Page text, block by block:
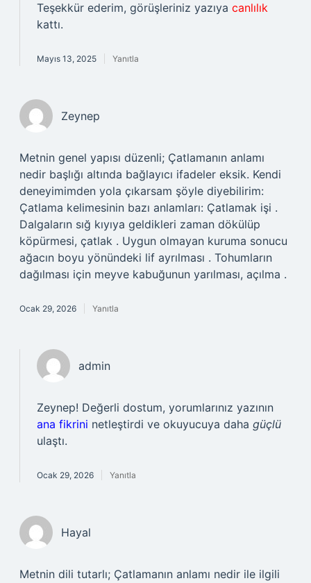
Teşekkür ederim, görüşleriniz yazıya canlılık
kattı.
Mayıs 13, 2025 Yanıtla
Zeynep
Metnin genel yapısı düzenli; Çatlamanın anlamı
nedir başlığı altında bağlayıcı ifadeler eksik. Kendi
deneyimimden yola çıkarsam şöyle diyebilirim:
Çatlama kelimesinin bazı anlamları: Çatlamak işi .
Dalgaların sığ kıyıya geldikleri zaman dökülüp
köpürmesi, çatlak . Uygun olmayan kuruma sonucu
ağacın boyu yönündeki lif ayrılması . Tohumların
dağılması için meyve kabuğunun yarılması, açılma .
Ocak 29, 2026 Yanıtla
admin
Zeynep! Değerli dostum, yorumlarınız yazının
ana fikrini netleştirdi ve okuyucuya daha güçlü
ulaştı.
Ocak 29, 2026 Yanıtla
Hayal
Metnin dili tutarlı; Çatlamanın anlamı nedir ile ilgili